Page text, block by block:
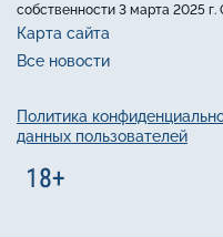
собственности 3 марта 2025
Карта сайта
Все новости
Политика
данных пользователей